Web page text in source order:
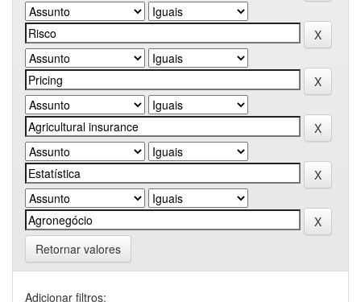
Retornar valores
Adicionar filtros: